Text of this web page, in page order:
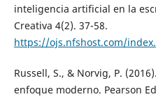
inteligencia artificial en la
Creativa 4(2). 37-58.
https://ojs.nfshost.com/
Russell, S., & Norvig, P.
enfoque moderno. Pearson